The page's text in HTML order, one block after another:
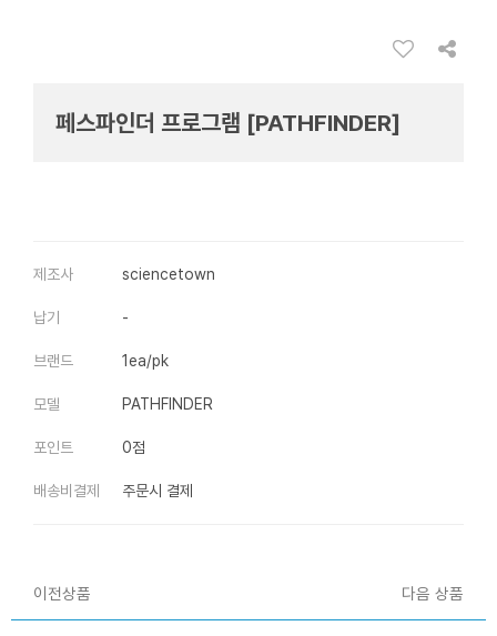
페스파인더 프로그램 [PATHFINDER]
제조사 sciencetown
납기 -
브랜드 1ea/pk
모델 PATHFINDER
포인트 0점
배송비결제 주문시 결제
이전상품 다음 상품